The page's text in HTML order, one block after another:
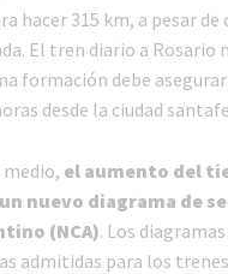
hacer 315 km, a pesar
El tren diario a Rosario
formación debe
desde la ciudad
medio, el aumento del
nuevo diagrama de
(NCA). Los
admitidas para los